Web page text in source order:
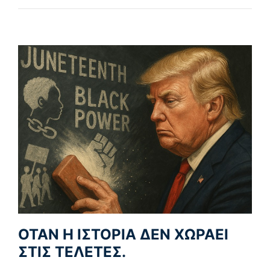
ΌΤΑΝ Η ΙΣΤΟΡΊΑ ΔΕΝ ΧΩΡΆΕΙ
ΣΤΙΣ ΤΕΛΕΤΈΣ.